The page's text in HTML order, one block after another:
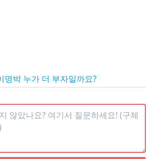
명박 누가 더 부자일까요?